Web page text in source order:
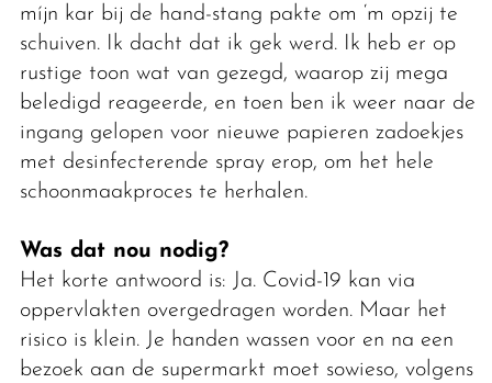
míjn kar bij de hand-stang pakte om ‘m opzij te
schuiven. Ik dacht dat ik gek werd. Ik heb er op
rustige toon wat van gezegd, waarop zij mega
beledigd reageerde, en toen ben ik weer naar de
ingang gelopen voor nieuwe papieren zadoekjes
met desinfecterende spray erop, om het hele
schoonmaakproces te herhalen.
Was dat nou nodig?
Het korte antwoord is: Ja. Covid-19 kan via
oppervlakten overgedragen worden. Maar het
risico is klein. Je handen wassen voor en na een
bezoek aan de supermarkt moet sowieso, volgens